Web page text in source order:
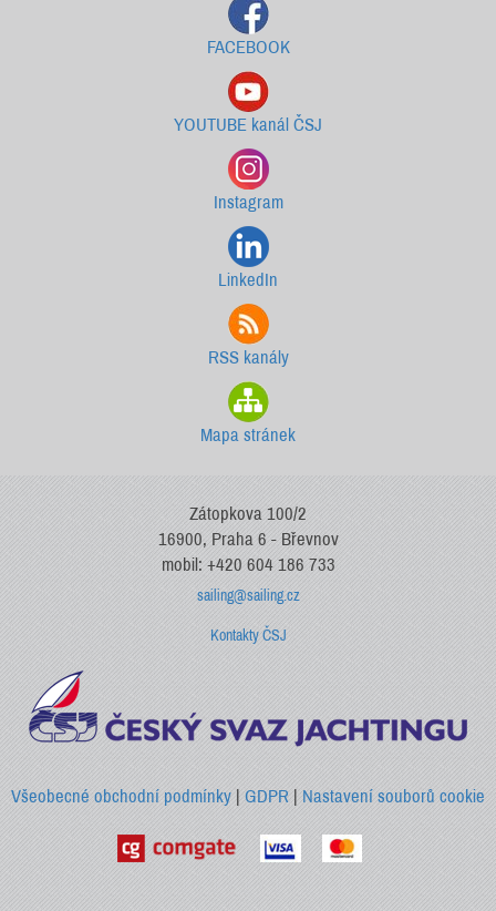
FACEBOOK
YOUTUBE kanál ČSJ
Instagram
LinkedIn
RSS kanály
Mapa stránek
Zátopkova 100/2
16900, Praha 6 - Břevnov
mobil: +420 604 186 733
sailing@sailing.cz
Kontakty ČSJ
Všeobecné obchodní podmínky |GDPR |Nastavení souborů cookie